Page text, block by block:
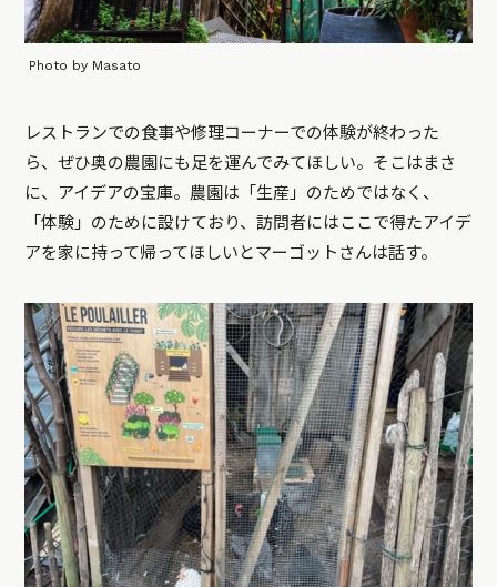
Photo by Masato
レストランでの食事や修理コーナーでの体験が終わった
ら、ぜひ奥の農園にも足を運んでみてほしい。そこはまさ
に、アイデアの宝庫。農園は「生産」のためではなく、
「体験」のために設けており、訪問者にはここで得たアイデ
アを家に持って帰ってほしいとマーゴットさんは話す。